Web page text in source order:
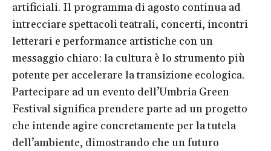
artificiali. Il programma di agosto continua ad
intrecciare spettacoli teatrali, concerti, incontri
letterari e performance artistiche con un
messaggio chiaro: la cultura è lo strumento più
potente per accelerare la transizione ecologica.
Partecipare ad un evento dell’Umbria Green
Festival significa prendere parte ad un progetto
che intende agire concretamente per la tutela
dell’ambiente, dimostrando che un futuro